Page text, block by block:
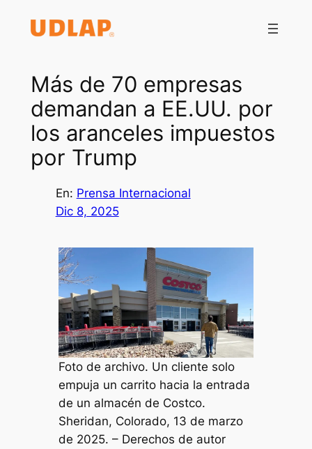
Más de 70 empresas
demandan a EE.UU. por
los aranceles impuestos
por Trump
En: Prensa Internacional
Dic 8, 2025
Foto de archivo. Un cliente solo
empuja un carrito hacia la entrada
de un almacén de Costco.
Sheridan, Colorado, 13 de marzo
de 2025. – Derechos de autor